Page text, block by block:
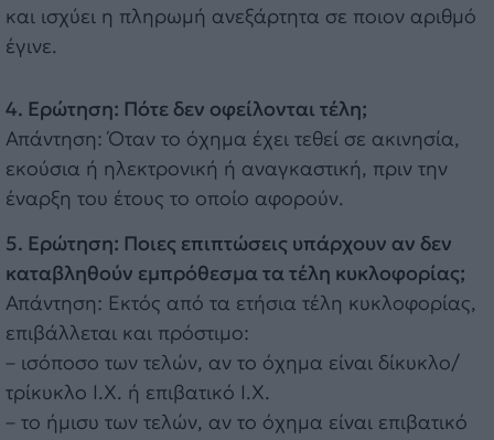
και ισχύει η πληρωμή ανεξάρτητα σε ποιον αριθμό
έγινε.
4. Ερώτηση: Πότε δεν οφείλονται τέλη;
Απάντηση: Όταν το όχημα έχει τεθεί σε ακινησία,
εκούσια ή ηλεκτρονική ή αναγκαστική, πριν την
έναρξη του έτους το οποίο αφορούν.
5. Ερώτηση: Ποιες επιπτώσεις υπάρχουν αν δεν
καταβληθούν εμπρόθεσμα τα τέλη κυκλοφορίας;
Απάντηση: Εκτός από τα ετήσια τέλη κυκλοφορίας,
επιβάλλεται και πρόστιμο:
– ισόποσο των τελών, αν το όχημα είναι δίκυκλο/
τρίκυκλο Ι.Χ. ή επιβατικό Ι.Χ.
– το ήμισυ των τελών, αν το όχημα είναι επιβατικό